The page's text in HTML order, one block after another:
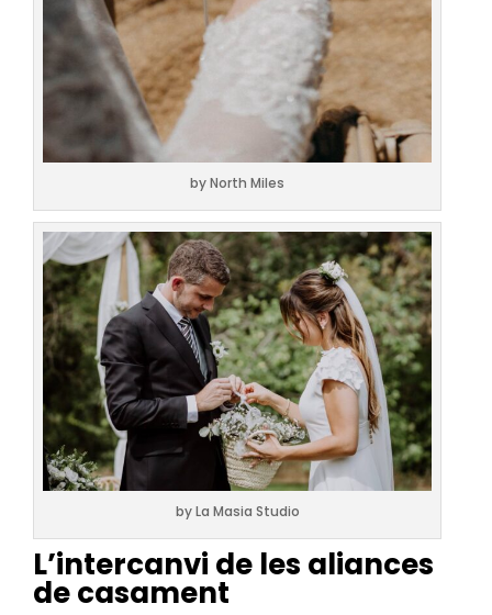
by North Miles
by La Masia Studio
L’intercanvi de les aliances
de casament